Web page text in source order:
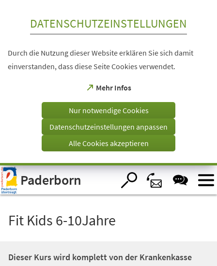
Visuelle
Assistenzsoftware
öffnen.
DATENSCHUTZEINSTELLUNGEN
Durch die Nutzung dieser Website erklären Sie sich damit
einverstanden, dass diese Seite Cookies verwendet.
Mehr Infos
(Öffnet
einem
Tab)
Nur notwendige Cookies
Datenschutzeinstellungen anpassen
Alle Cookies akzeptieren
Paderborn
Fit Kids 6-10Jahre
Dieser Kurs wird komplett von der Krankenkasse